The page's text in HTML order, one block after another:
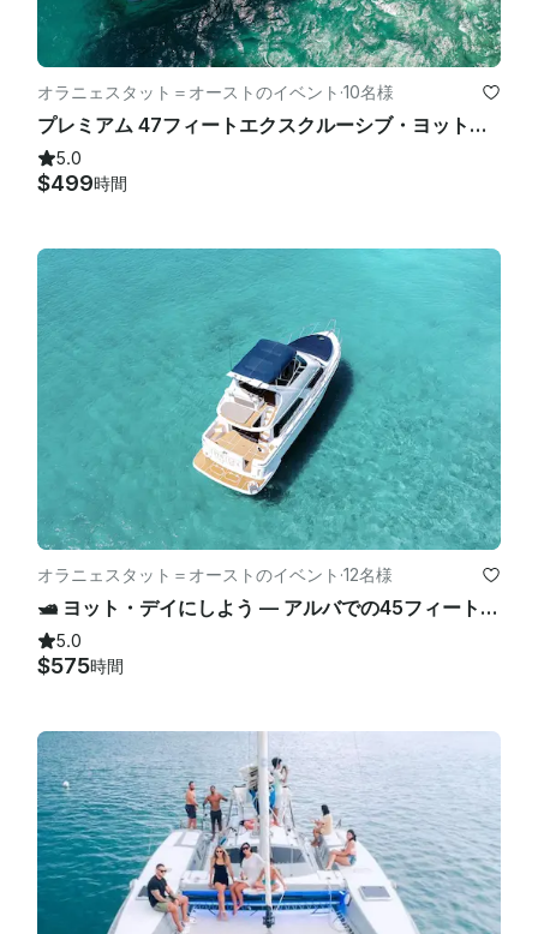
オラニェスタット＝オーストのイベント ·10名様
プレミアム 47フィートエクスクルーシブ・ヨット・チャーター・レンタル Aruba
5.0
$499時間
オラニェスタット＝オーストのイベント ·12名様
🛥️ ヨット・デイにしよう — アルバでの45フィートのプライベートVIPヨット体験
5.0
$575時間